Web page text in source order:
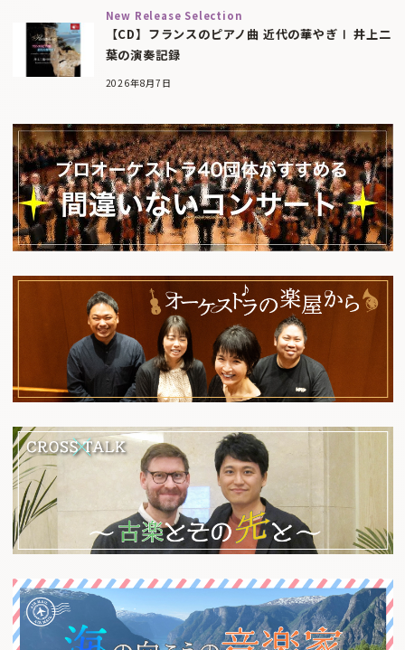
New Release Selection
【CD】フランスのピアノ曲 近代の華やぎⅠ 井上二
葉の演奏記録
2026年8月7日